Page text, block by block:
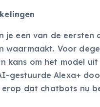
je een van de eersten
waarmaakt. Voor
kans om het model
gestuurde Alexa+
dat chatbots nu